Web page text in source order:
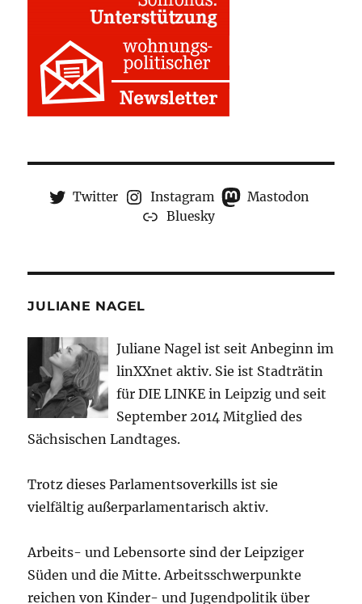
Twitter Instagram
Mastodon
Bluesky
JULIANE NAGEL
Juliane Nagel ist seit Anbeginn im
linXXnet aktiv. Sie ist Stadträtin
für DIE LINKE in Leipzig und seit
September 2014 Mitglied des
Sächsischen Landtages.
Trotz dieses Parlamentsoverkills ist sie
vielfältig außerparlamentarisch aktiv.
Arbeits- und Lebensorte sind der Leipziger
Süden und die Mitte. Arbeitsschwerpunkte
reichen von Kinder- und Jugendpolitik über